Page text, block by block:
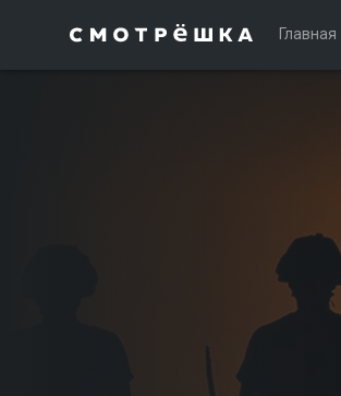
Главная